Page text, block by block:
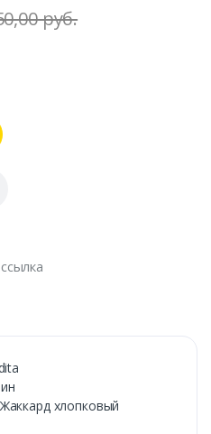
руб.
хлопковый